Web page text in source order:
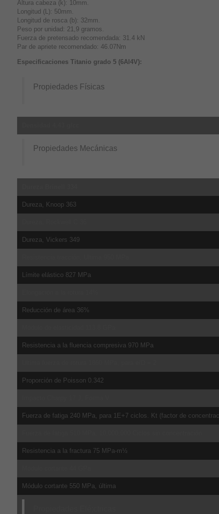
Altura cabeza (k): 10mm.
Longitud (L): 50mm.
Longitud de rosca (b): 32mm.
Peso por unidad: 21,9 gramos.
Fuerza de pretensado recomendada: 31.4 kN
Par de apriete recomendado: 46.07Nm
Especificaciones Titanio grado 5 (6Al4V):
Propiedades Físicas
Propiedades Mecánicas
Dureza, Knoop 363
Dureza, Vickers 349
Límite elástico 827 MPa
Reducción de área 36%
Resistencia a la fluencia compresiva 970 MPa
Proporción de Poisson 0.342
Fuerza de fatiga 240 MPa, para 1E+7 ciclos. Kt (factor de
Resistencia a la fractura 75 MPa-m½
Módulo cortante 550 MPa, última